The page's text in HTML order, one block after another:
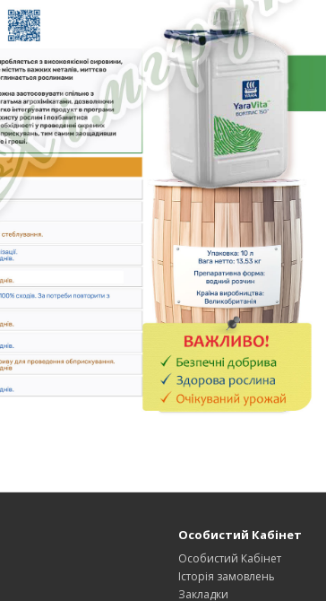
Особистий Кабінет
Особистий Кабінет
Історія замовлень
Закладки